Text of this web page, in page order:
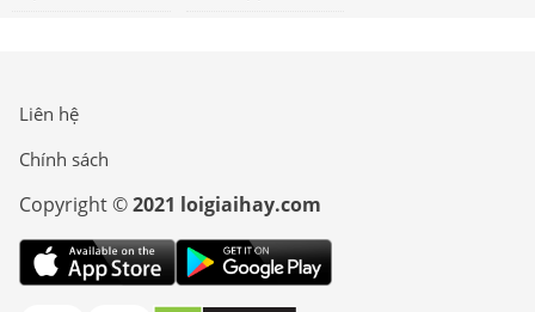
Liên hệ
Chính sách
Copyright ©2021 loigiaihay.com